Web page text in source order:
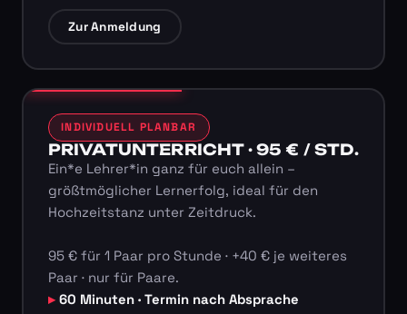
Zur Anmeldung
INDIVIDUELL PLANBAR
PRIVATUNTERRICHT · 95 € / STD.
Ein*e Lehrer*in ganz für euch allein –
größtmöglicher Lernerfolg, ideal für den
Hochzeitstanz unter Zeitdruck.
95 € für 1 Paar pro Stunde · +40 € je weiteres
Paar · nur für Paare.
60 Minuten · Termin nach Absprache